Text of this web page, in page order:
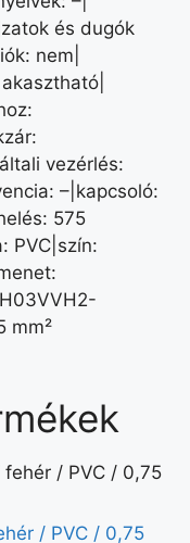
és dugók
nem|
vezérlés:
–|kapcsoló:
575
PVC|szín:
mm²
/ PVC / 0,75